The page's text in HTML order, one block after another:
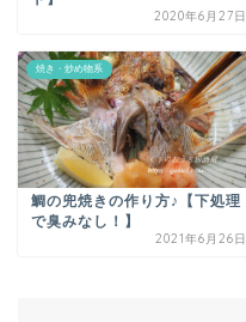
2020年6月27日
焼き・炒め物系
鯛の兜焼きの作り方♪【下処理
で臭みなし！】
2021年6月26日